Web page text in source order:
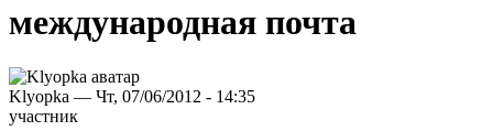
международная почта
Klyopka — Чт, 07/06/2012 - 14:35
участник